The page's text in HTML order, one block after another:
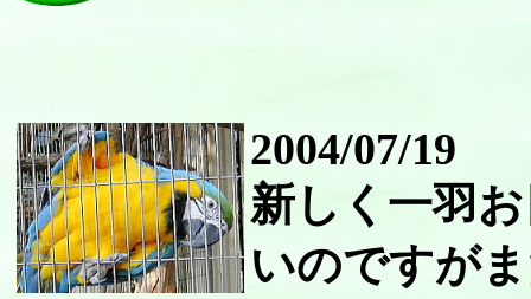
2004/07/19
新しく一羽
いのですが